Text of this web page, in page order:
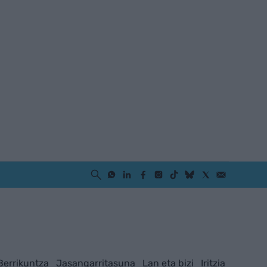
Jasangarritasuna Lan eta bizi Iritzia